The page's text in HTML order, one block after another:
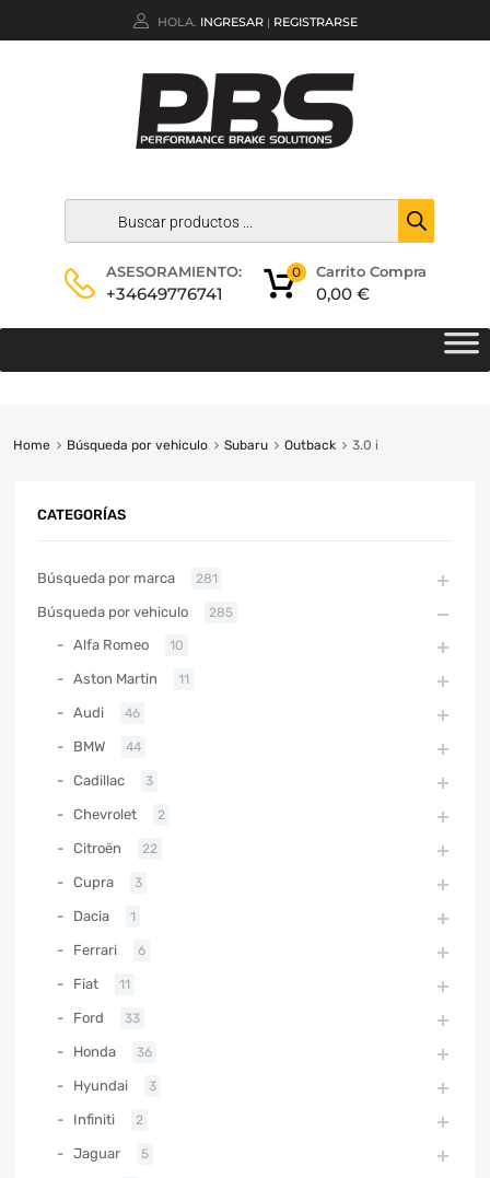
HOLA. INGRESAR | REGISTRARSE
ASESORAMIENTO:
+34649776741
Carrito Compra
0,00 €
0
Home Búsqueda por vehiculo Subaru Outback 3.0 i
CATEGORÍAS
Búsqueda por marca 281
Búsqueda por vehiculo 285
Alfa Romeo 10
Aston Martin 11
Audi 46
BMW 44
Cadillac 3
Chevrolet 2
Citroën 22
Cupra 3
Dacia 1
Ferrari 6
Fiat 11
Ford 33
Honda 36
Hyundai 3
Infiniti 2
Jaguar 5